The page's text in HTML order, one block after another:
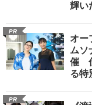
輝い
PR
オー
ムソ
催
る特
PR